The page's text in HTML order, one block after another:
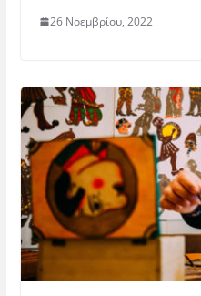
26 Νοεμβρίου, 2022